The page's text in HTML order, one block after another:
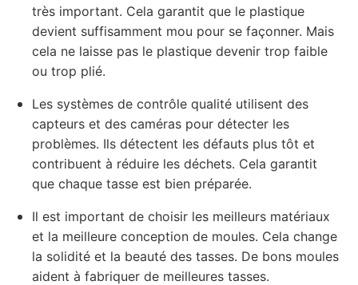
très important. Cela garantit que le plastique
devient suffisamment mou pour se façonner. Mais
cela ne laisse pas le plastique devenir trop faible
ou trop plié.
Les systèmes de contrôle qualité utilisent des
capteurs et des caméras pour détecter les
problèmes. Ils détectent les défauts plus tôt et
contribuent à réduire les déchets. Cela garantit
que chaque tasse est bien préparée.
Il est important de choisir les meilleurs matériaux
et la meilleure conception de moules. Cela change
la solidité et la beauté des tasses. De bons moules
aident à fabriquer de meilleures tasses.